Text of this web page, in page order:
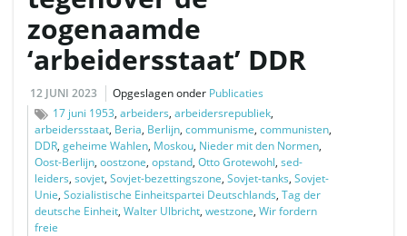
zogenaamde
‘arbeidersstaat’ DDR
12 JUNI 2023 Opgeslagen onder Publicaties
17 juni 1953, arbeiders, arbeidersrepubliek,
arbeidersstaat, Beria, Berlijn, communisme, communisten,
DDR, geheime Wahlen, Moskou, Nieder mit den Normen,
Oost-Berlijn, oostzone, opstand, Otto Grotewohl, sed-
leiders, sovjet, Sovjet-bezettingszone, Sovjet-tanks, Sovjet-
Unie, Sozialistische Einheitspartei Deutschlands, Tag der
deutsche Einheit, Walter Ulbricht, westzone, Wir fordern
freie